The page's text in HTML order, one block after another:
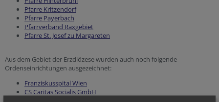
Pfarre Kritzendorf
Pfarre Payerbach
Pfarrverband Raxgebiet
Pfarre St. Josef zu Margareten
Aus dem Gebiet der Erzdiözese wurden auch noch folgende
Ordenseinrichtungen ausgezeichnet:
Franziskusspital Wien
CS Caritas Socialis GmbH